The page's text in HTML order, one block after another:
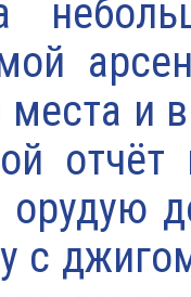
и
орудую
с